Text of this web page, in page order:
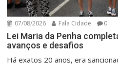
07/08/2026 Fala Cidade 0
Lei Maria da Penha
avanços e desafios
Há exatos 20 anos, era